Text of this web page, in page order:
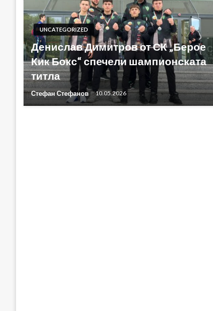
UNCATEGORIZED
Денислав Димитров от СК „Берое
Кик Бокс“ спечели шампионската
титла
Стефан Стефанов 10.05.2026